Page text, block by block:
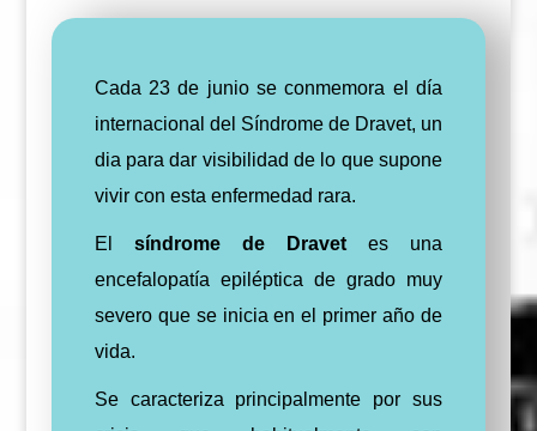
Cada 23 de junio se conmemora el día
internacional del Síndrome de Dravet, un
dia para dar visibilidad de lo que supone
vivir con esta enfermedad rara.
El síndrome de Dravet es una
encefalopatía epiléptica de grado muy
severo que se inicia en el primer año de
vida.
Se caracteriza principalmente por sus